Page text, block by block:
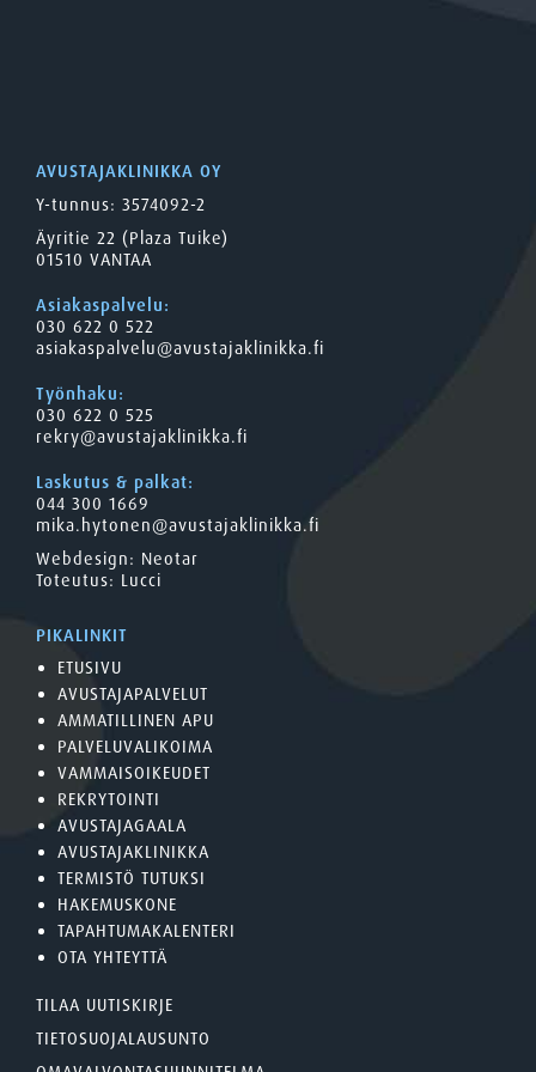
AVUSTAJAKLINIKKA OY
Y-tunnus: 3574092-2
Äyritie 22 (Plaza Tuike)
01510 VANTAA
Asiakaspalvelu:
030 622 0 522
asiakaspalvelu@avustajaklinikka.fi
Työnhaku:
030 622 0 525
rekry@avustajaklinikka.fi
Laskutus & palkat:
044 300 1669
mika.hytonen@avustajaklinikka.fi
Webdesign: Neotar
Toteutus: Lucci
PIKALINKIT
ETUSIVU
AVUSTAJAPALVELUT
AMMATILLINEN APU
PALVELUVALIKOIMA
VAMMAISOIKEUDET
REKRYTOINTI
AVUSTAJAGAALA
AVUSTAJAKLINIKKA
TERMISTÖ TUTUKSI
HAKEMUSKONE
TAPAHTUMAKALENTERI
OTA YHTEYTTÄ
TILAA UUTISKIRJE
TIETOSUOJALAUSUNTO